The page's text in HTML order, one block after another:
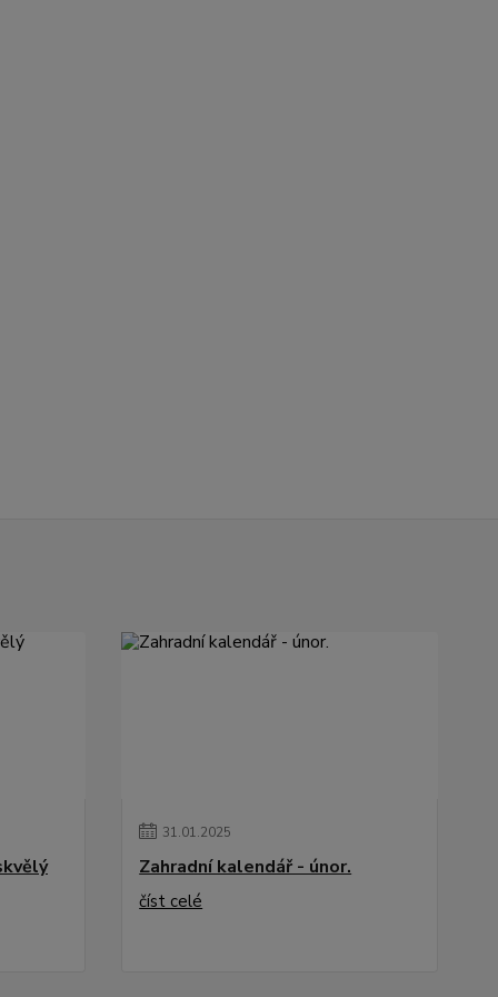
31.01.2025
Zahradní kalendář - únor.
číst celé